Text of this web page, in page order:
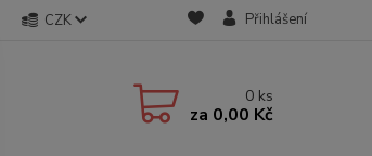
CZK Přihlášení
0 ks
za 0,00 Kč